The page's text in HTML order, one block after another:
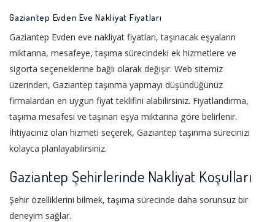
Gaziantep Evden Eve Nakliyat Fiyatları
Gaziantep Evden eve nakliyat fiyatları, taşınacak eşyaların
miktarına, mesafeye, taşıma sürecindeki ek hizmetlere ve
sigorta seçeneklerine bağlı olarak değişir. Web sitemiz
üzerinden, Gaziantep taşınma yapmayı düşündüğünüz
firmalardan en uygun fiyat teklifini alabilirsiniz. Fiyatlandırma,
taşıma mesafesi ve taşınan eşya miktarına göre belirlenir.
İhtiyacınız olan hizmeti seçerek, Gaziantep taşınma sürecinizi
kolayca planlayabilirsiniz.
Gaziantep Şehirlerinde Nakliyat Koşulları
Şehir özelliklerini bilmek, taşıma sürecinde daha sorunsuz bir
deneyim sağlar.